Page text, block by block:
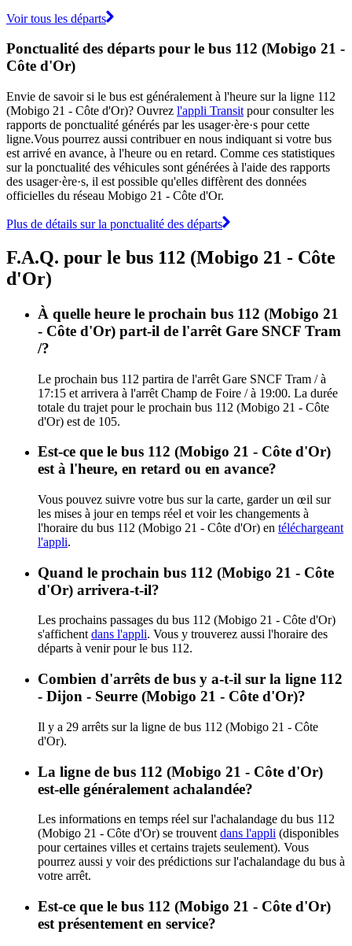
Voir tous les départs
Ponctualité des départs pour le bus 112 (Mobigo 21 -
Côte d'Or)
Envie de savoir si le bus est généralement à l'heure sur la ligne 112
(Mobigo 21 - Côte d'Or)? Ouvrez l'appli Transit pour consulter les
rapports de ponctualité générés par les usager·ère·s pour cette
ligne.Vous pourrez aussi contribuer en nous indiquant si votre bus
est arrivé en avance, à l'heure ou en retard. Comme ces statistiques
sur la ponctualité des véhicules sont générées à l'aide des rapports
des usager·ère·s, il est possible qu'elles diffèrent des données
officielles du réseau Mobigo 21 - Côte d'Or.
Plus de détails sur la ponctualité des départs
F.A.Q. pour le bus 112 (Mobigo 21 - Côte
d'Or)
À quelle heure le prochain bus 112 (Mobigo 21
- Côte d'Or) part-il de l'arrêt Gare SNCF Tram
/?
Le prochain bus 112 partira de l'arrêt Gare SNCF Tram / à
17:15 et arrivera à l'arrêt Champ de Foire / à 19:00. La durée
totale du trajet pour le prochain bus 112 (Mobigo 21 - Côte
d'Or) est de 105.
Est-ce que le bus 112 (Mobigo 21 - Côte d'Or)
est à l'heure, en retard ou en avance?
Vous pouvez suivre votre bus sur la carte, garder un œil sur
les mises à jour en temps réel et voir les changements à
l'horaire du bus 112 (Mobigo 21 - Côte d'Or) en téléchargeant
l'appli.
Quand le prochain bus 112 (Mobigo 21 - Côte
d'Or) arrivera-t-il?
Les prochains passages du bus 112 (Mobigo 21 - Côte d'Or)
s'affichent dans l'appli. Vous y trouverez aussi l'horaire des
départs à venir pour le bus 112.
Combien d'arrêts de bus y a-t-il sur la ligne 112
- Dijon - Seurre (Mobigo 21 - Côte d'Or)?
Il y a 29 arrêts sur la ligne de bus 112 (Mobigo 21 - Côte
d'Or).
La ligne de bus 112 (Mobigo 21 - Côte d'Or)
est-elle généralement achalandée?
Les informations en temps réel sur l'achalandage du bus 112
(Mobigo 21 - Côte d'Or) se trouvent dans l'appli (disponibles
pour certaines villes et certains trajets seulement). Vous
pourrez aussi y voir des prédictions sur l'achalandage du bus à
votre arrêt.
Est-ce que le bus 112 (Mobigo 21 - Côte d'Or)
est présentement en service?